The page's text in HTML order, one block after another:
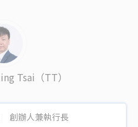
Tsai（TT）
創辦人兼執行長